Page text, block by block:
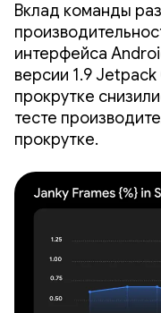
Вклад команды
интерфейса
версии 1.9
прокрутке
тесте
прокрутке.